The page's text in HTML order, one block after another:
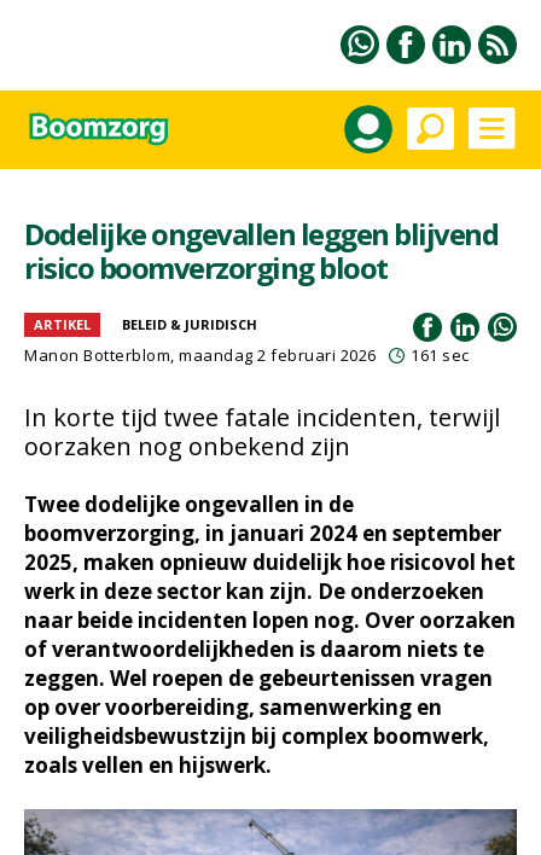
Dodelijke ongevallen leggen blijvend
risico boomverzorging bloot
ARTIKEL BELEID & JURIDISCH
Manon Botterblom, maandag 2 februari 2026 161 sec
In korte tijd twee fatale incidenten, terwijl
oorzaken nog onbekend zijn
Twee dodelijke ongevallen in de
boomverzorging, in januari 2024 en september
2025, maken opnieuw duidelijk hoe risicovol het
werk in deze sector kan zijn. De onderzoeken
naar beide incidenten lopen nog. Over oorzaken
of verantwoordelijkheden is daarom niets te
zeggen. Wel roepen de gebeurtenissen vragen
op over voorbereiding, samenwerking en
veiligheidsbewustzijn bij complex boomwerk,
zoals vellen en hijswerk.